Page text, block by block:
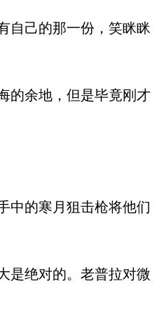
自己的那一份，笑眯眯
的余地，但是毕竟刚才
中的寒月狙击枪将他们
是绝对的。老普拉对微